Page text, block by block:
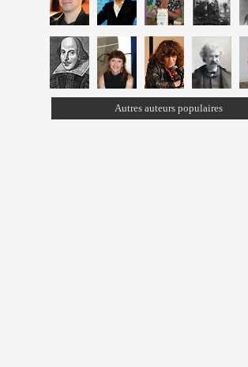
Autres auteurs populaires